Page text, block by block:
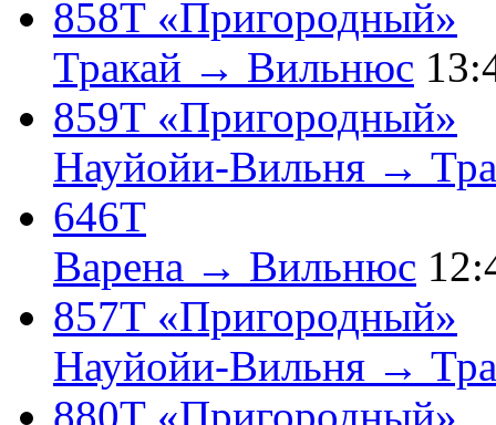
858Т «Пригородный»
Тракай → Вильнюс
859Т «Пригородный»
Науйойи-Вильня →
646Т
Варена → Вильнюс
857Т «Пригородный»
Науйойи-Вильня →
880Т «Пригородный»